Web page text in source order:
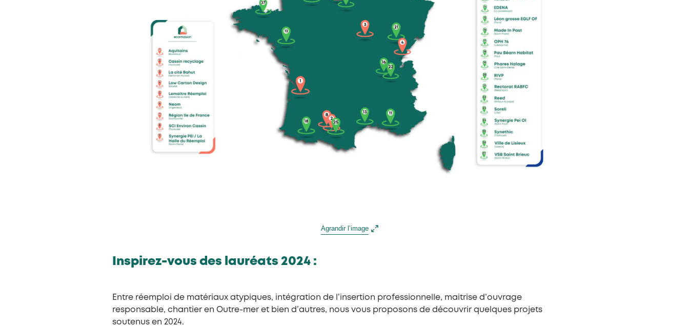
Agrandir l’image
Inspirez-vous des lauréats 2024 :
Entre réemploi de matériaux atypiques, intégration de l’insertion professionnelle, maitrise d’ouvrage
responsable, chantier en Outre-mer et bien d’autres, nous vous proposons de découvrir quelques projets
soutenus en 2024.